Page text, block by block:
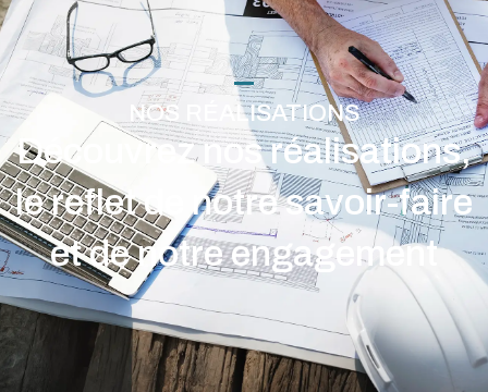
NOS RÉALISATIONS
Découvrez nos réalisations,
le reflet de notre savoir-faire
et de notre engagement